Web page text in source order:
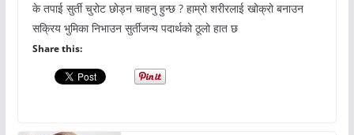
के तपाई सुर्ती चुरोट छोड्न चाहनु हुन्छ ? हाम्रो शरीरलाई खोक्रो बनाउन
सक्रिय भुमिका निभाउन सुर्तीजन्य पदार्थको ठूलो हात छ
Share this: